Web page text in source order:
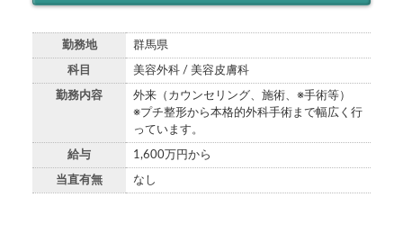
勤務地 群馬県
科目 美容外科 / 美容皮膚科
勤務内容
外来（カウンセリング、施術、※手術等）
※プチ整形から本格的外科手術まで幅広く行
っています。
給与 1,600万円から
当直有無 なし